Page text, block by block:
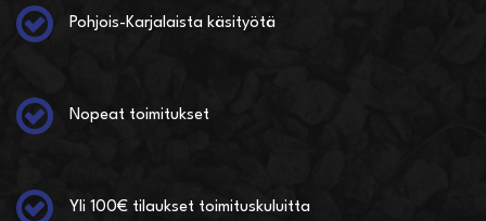
Pohjois-Karjalaista käsityötä
Nopeat toimitukset
Yli 100€ tilaukset toimituskuluitta